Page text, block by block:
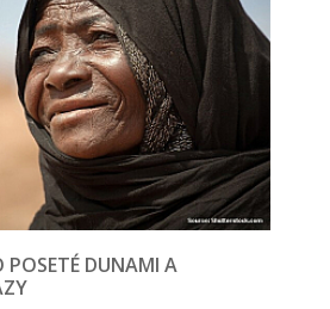
POSETÉ DUNAMI A